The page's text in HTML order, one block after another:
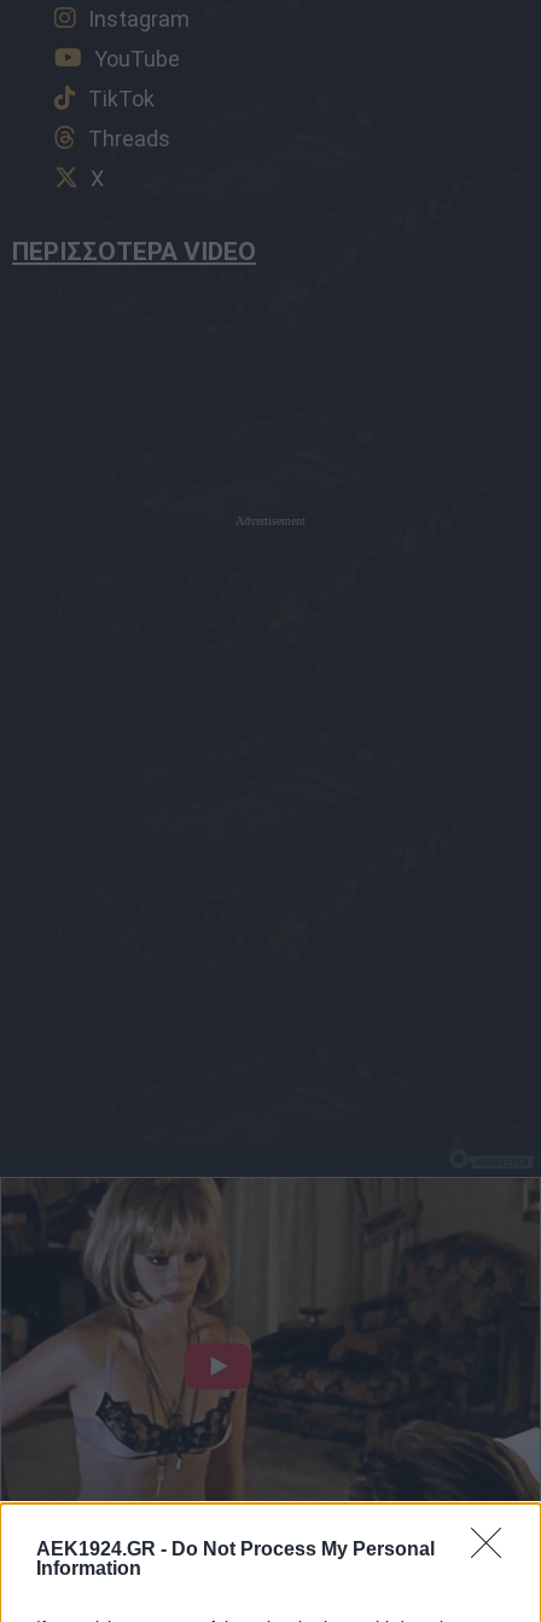
AEK1924.GR - Do Not Process My Personal
Information
Instagram
YouTube
TikTok
Threads
X
ΠΕΡΙΣΣΟΤΕΡΑ VIDEO
Advertisement